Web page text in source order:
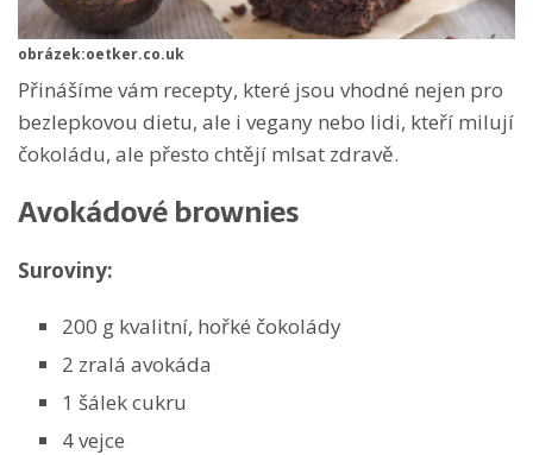
obrázek:oetker.co.uk
Přinášíme vám recepty, které jsou vhodné nejen pro
bezlepkovou dietu, ale i vegany nebo lidi, kteří milují
čokoládu, ale přesto chtějí mlsat zdravě.
Avokádové brownies
Suroviny:
200 g kvalitní, hořké čokolády
2 zralá avokáda
1 šálek cukru
4 vejce